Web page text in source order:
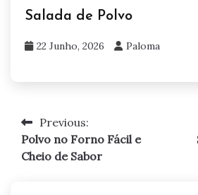
Salada de Polvo
22 Junho, 2026 Paloma
Navegação
de
Previous:
Polvo no Forno Fácil e
Cheio de Sabor